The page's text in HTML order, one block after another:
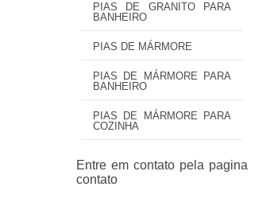
PIAS DE GRANITO PARA
BANHEIRO
PIAS DE MÁRMORE
PIAS DE MÁRMORE PARA
BANHEIRO
PIAS DE MÁRMORE PARA
COZINHA